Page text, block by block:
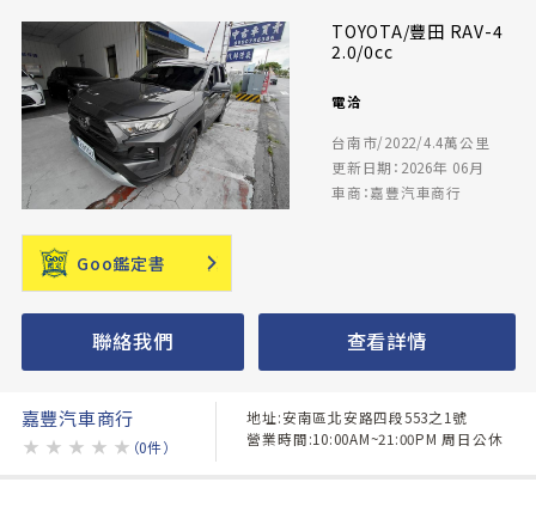
TOYOTA/豐田 RAV-4
2.0/0cc
電洽
台南市/2022/4.4萬公里
更新日期：2026年 06月
車商：嘉豐汽車商行
Goo鑑定書
聯絡我們 查看詳情
嘉豐汽車商行
★ ★ ★ ★ ★ （0件）
地址:安南區北安路四段553之1號
營業時間:10:00AM~21:00PM 周日公休